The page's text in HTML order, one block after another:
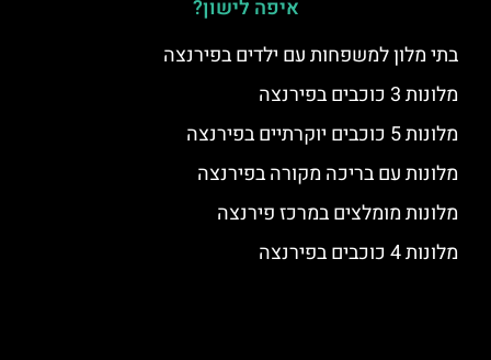
איפה לישון?
בתי מלון למשפחות עם ילדים בפירנצה
מלונות 3 כוכבים בפירנצה
מלונות 5 כוכבים יוקרתיים בפירנצה
מלונות עם בריכה מקורה בפירנצה
מלונות מומלצים במרכז פירנצה
מלונות 4 כוכבים בפירנצה